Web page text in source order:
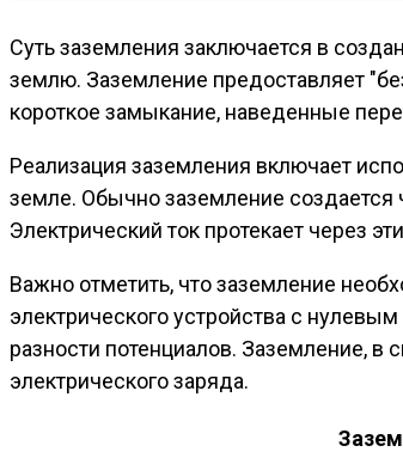
Суть заземления заключается в
землю. Заземление предоставляет
короткое замыкание, наведенные
Реализация заземления включает
земле. Обычно заземление
Электрический ток протекает через
Важно отметить, что заземление
электрического устройства с
разности потенциалов. Заземление,
электрического заряда.